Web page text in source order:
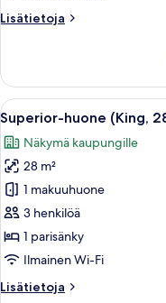
sänkyä)
kuvat
Lisätietoja
Lisätietoja
superior-
huone
(kaksi
sänkyä)
(28.4
sqm)
Avaa
kaikki
huonetyypin
Superior-
huone
(King,
28.4
sqm)
15
Superior-huone (King,
Näkymä kaupungille
28 m²
1 makuuhuone
3 henkilöä
1 parisänky
Ilmainen Wi-Fi
Lisätietoja
Lisätietoja